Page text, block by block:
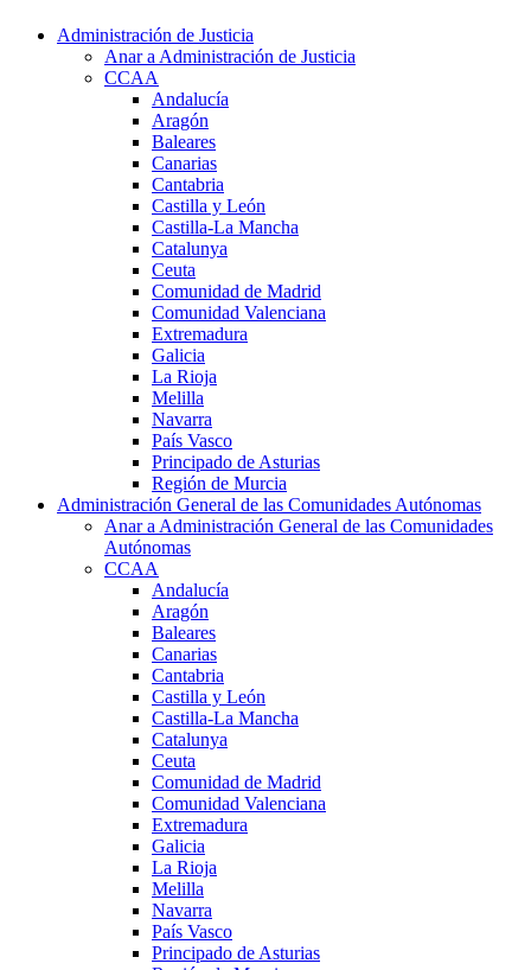
Administración de Justicia
Anar a Administración de Justicia
CCAA
Andalucía
Aragón
Baleares
Canarias
Cantabria
Castilla y León
Castilla-La Mancha
Catalunya
Ceuta
Comunidad de Madrid
Comunidad Valenciana
Extremadura
Galicia
La Rioja
Melilla
Navarra
País Vasco
Principado de Asturias
Región de Murcia
Administración General de las Comunidades Autónomas
Anar a Administración General de las Comunidades
Autónomas
CCAA
Andalucía
Aragón
Baleares
Canarias
Cantabria
Castilla y León
Castilla-La Mancha
Catalunya
Ceuta
Comunidad de Madrid
Comunidad Valenciana
Extremadura
Galicia
La Rioja
Melilla
Navarra
País Vasco
Principado de Asturias